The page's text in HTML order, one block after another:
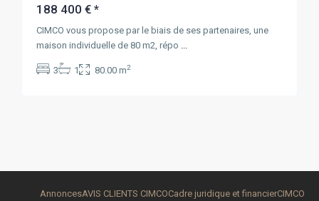
188 400 €*
CIMCO vous propose par le biais de ses partenaires, une
maison individuelle de 80 m2, répo
3 1 80.00 m2
AnnoncesAVIS CLIENTS CIMCOCadre juridique et financierCIMCO